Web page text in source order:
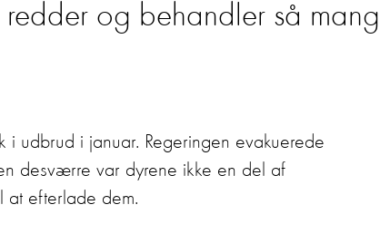
og behandler så
i udbrud i januar. Regeringen evakuerede
desværre var dyrene ikke en del af
at efterlade dem.